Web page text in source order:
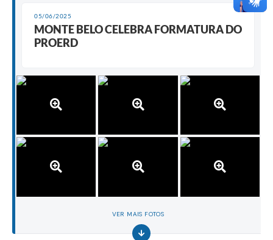
05/06/2025
MONTE BELO CELEBRA FORMATURA DO
PROERD
VER MAIS FOTOS